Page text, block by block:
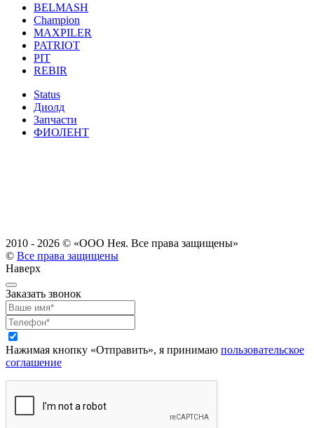
BELMASH
Champion
MAXPILER
PATRIOT
PIT
REBIR
Status
Диолд
Запчасти
ФИОЛЕНТ
2010 - 2026 © «ООО Нея. Все права защищены»
© Все права защищены
Наверх
Заказать звонок
Нажимая кнопку «Отправить», я принимаю пользовательское
соглашение